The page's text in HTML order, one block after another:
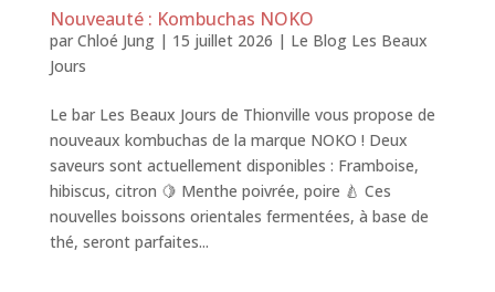
Nouveauté : Kombuchas NOKO
par Chloé Jung| 15 juillet 2026 | Le Blog Les Beaux
Jours
Le bar Les Beaux Jours de Thionville vous propose de
nouveaux kombuchas de la marque NOKO ! Deux
saveurs sont actuellement disponibles : Framboise,
hibiscus, citron 🍋 Menthe poivrée, poire 🍐 Ces
nouvelles boissons orientales fermentées, à base de
thé, seront parfaites...